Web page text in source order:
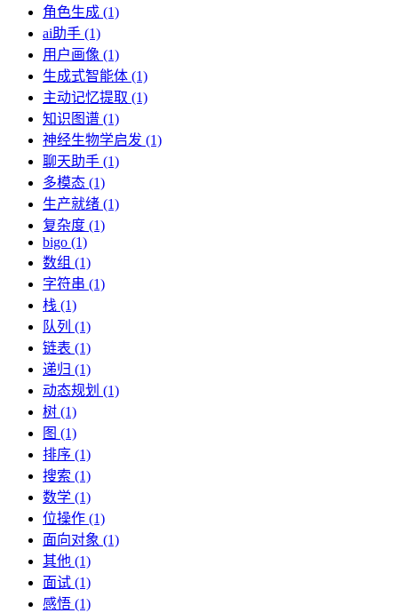
角色生成 (1)
ai助手 (1)
用户画像 (1)
生成式智能体 (1)
主动记忆提取 (1)
知识图谱 (1)
神经生物学启发 (1)
聊天助手 (1)
多模态 (1)
生产就绪 (1)
复杂度 (1)
bigo (1)
数组 (1)
字符串 (1)
栈 (1)
队列 (1)
链表 (1)
递归 (1)
动态规划 (1)
树 (1)
图 (1)
排序 (1)
搜索 (1)
数学 (1)
位操作 (1)
面向对象 (1)
其他 (1)
面试 (1)
感悟 (1)